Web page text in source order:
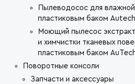
Пылеводосос для
пластиковым баком Autech
Моющий пылесос
и химчистки тканевых
пластиковым баком
Поворотные консоли
Запчасти и аксессуары